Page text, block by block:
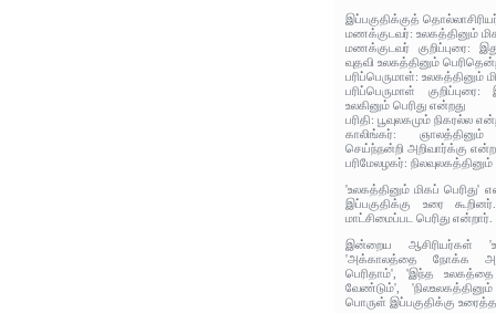
இப்பகுதிக்குத்
மணக்குடவர்: உலகத்தினும்
மணக்குடவர் குறிப்புரை:
வுதவி உலகத்தினும்
பரிப்பெருமாள்: உலகத்தினும்
பரிப்பெருமாள்
உலகினும் பெரிது என்றது
பரிதி: பூவுலகமும் நிகரல்ல
காலிங்கர்: ஞாலத்தினும்
செய்ந்நன்றி அறிவார்க்கு
பரிமேலழகர்: நிலவுலகத்தினும்
'உலகத்தினும் மிகப் பெரிது'
இப்பகுதிக்கு உரை
மாட்சிமைப்பட பெரிது என்றார்.
இன்றைய ஆசிரியர்கள்
'அக்காலத்தை நோக்க
பெரிதாம்', 'இந்த
வேண்டும்',
பொருள் இப்பகுதிக்கு